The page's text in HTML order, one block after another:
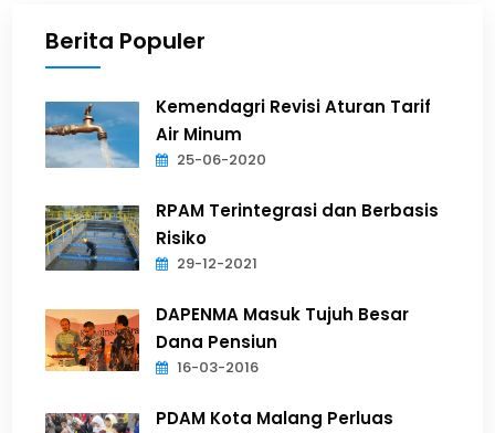
Berita Populer
Kemendagri Revisi Aturan Tarif
Air Minum
25-06-2020
RPAM Terintegrasi dan Berbasis
Risiko
29-12-2021
DAPENMA Masuk Tujuh Besar
Dana Pensiun
16-03-2016
PDAM Kota Malang Perluas